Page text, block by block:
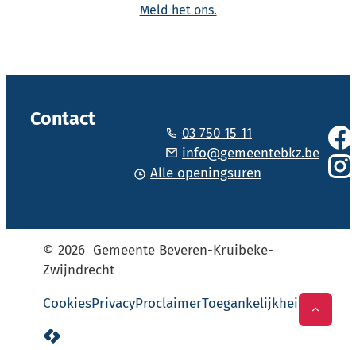
Meld het ons.
Contact
03 750 15 11
E-mail
info@gemeentebkz.be
Alle openingsuren
© 2026 Gemeente Beveren-Kruibeke-
Zwijndrecht
CookiesPrivacyProclaimerToegankelijkheid
LCP nv 2026 ©